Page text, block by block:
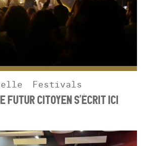
Festivals
FUTUR CITOYEN S'ÉCRIT ICI